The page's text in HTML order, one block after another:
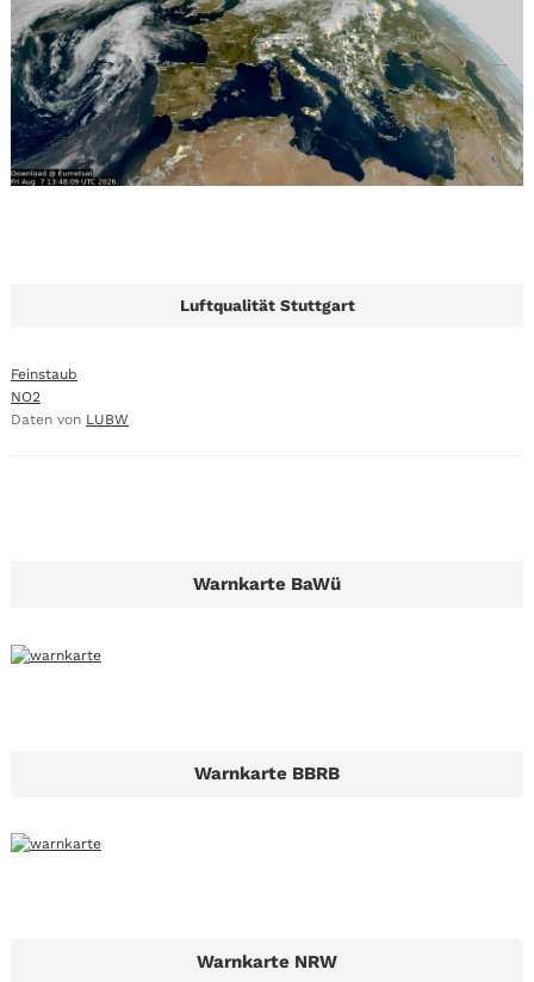
Luftqualität Stuttgart
Feinstaub
NO2
Daten von LUBW
Warnkarte BaWü
Warnkarte BBRB
Warnkarte NRW